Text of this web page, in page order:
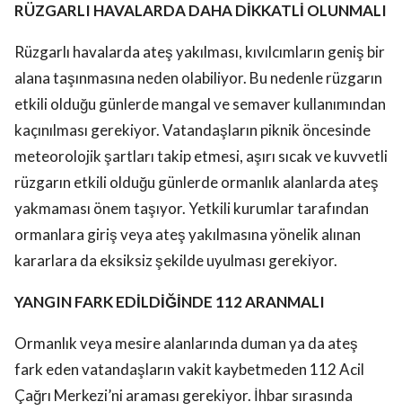
RÜZGARLI HAVALARDA DAHA DİKKATLİ OLUNMALI
Rüzgarlı havalarda ateş yakılması, kıvılcımların geniş bir
alana taşınmasına neden olabiliyor. Bu nedenle rüzgarın
etkili olduğu günlerde mangal ve semaver kullanımından
kaçınılması gerekiyor. Vatandaşların piknik öncesinde
meteorolojik şartları takip etmesi, aşırı sıcak ve kuvvetli
rüzgarın etkili olduğu günlerde ormanlık alanlarda ateş
yakmaması önem taşıyor. Yetkili kurumlar tarafından
ormanlara giriş veya ateş yakılmasına yönelik alınan
kararlara da eksiksiz şekilde uyulması gerekiyor.
YANGIN FARK EDİLDİĞİNDE 112 ARANMALI
Ormanlık veya mesire alanlarında duman ya da ateş
fark eden vatandaşların vakit kaybetmeden 112 Acil
Çağrı Merkezi’ni araması gerekiyor. İhbar sırasında